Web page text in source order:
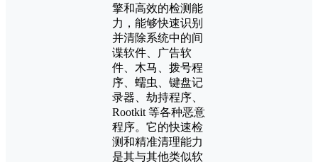
擎和高效的检测能
力，能够快速识别
并清除系统中的间
谍软件、广告软
件、木马、拨号程
序、蠕虫、键盘记
录器、劫持程序、
Rootkit 等各种恶意
程序。它的快速检
测和精准清理能力
是其与其他类似软